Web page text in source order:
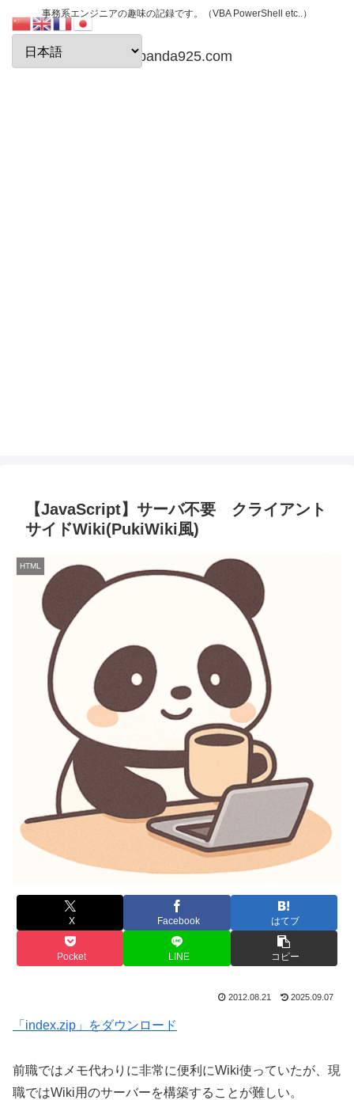
事務系エンジニアの趣味の記録です。（VBA PowerShell etc..）
papanda925.com
【JavaScript】サーバ不要 クライアント
サイドWiki(PukiWiki風)
HTML
X Facebook はてブ
Pocket LINE コピー
2012.08.21 2025.09.07
「index.zip」をダウンロード
前職ではメモ代わりに非常に便利にWiki使っていたが、現
職ではWiki用のサーバーを構築することが難しい。